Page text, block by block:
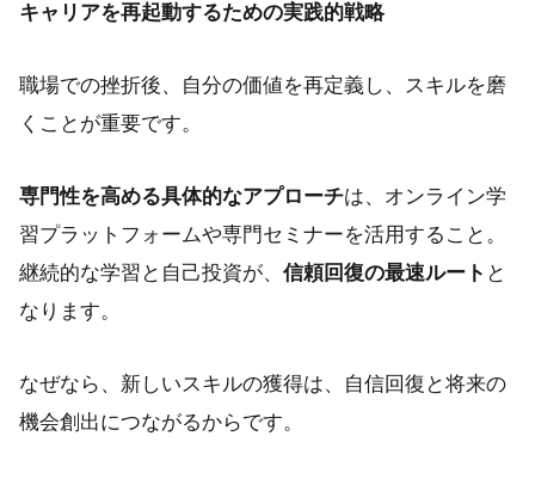
キャリアを再起動するための実践的戦略
職場での挫折後、自分の価値を再定義し、スキルを磨
くことが重要です。
専門性を高める具体的なアプローチは、オンライン学
習プラットフォームや専門セミナーを活用すること。
継続的な学習と自己投資が、 信頼回復の最速ルート と
なります。
なぜなら、新しいスキルの獲得は、自信回復と将来の
機会創出につながるからです。